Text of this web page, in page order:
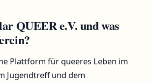
QUEER e.V. und was
Plattform für queeres Leben im
Jugendtreff und dem